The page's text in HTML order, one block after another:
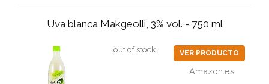
Uva blanca Makgeolli, 3% vol. - 750 ml
out of stock VER PRODUCTO
Amazon.es